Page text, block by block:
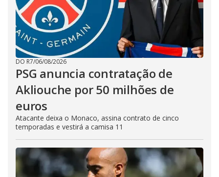
DO R7/06/08/2026
PSG anuncia contratação de
Akliouche por 50 milhões de
euros
Atacante deixa o Monaco, assina contrato de cinco
temporadas e vestirá a camisa 11